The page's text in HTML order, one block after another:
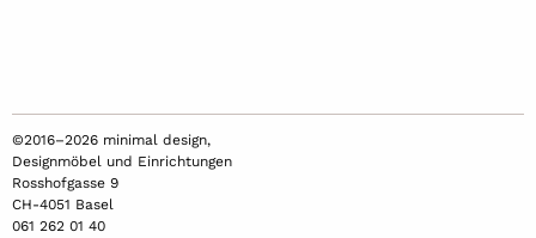
©2016–2026 minimal design,
Designmöbel und Einrichtungen
Rosshofgasse 9
CH-4051 Basel
061 262 01 40